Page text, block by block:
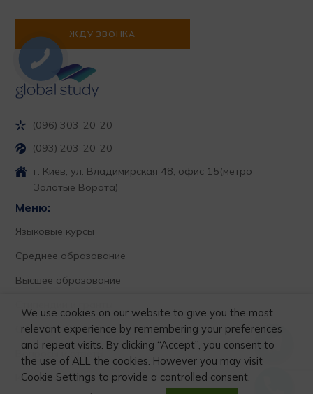
(096) 303-20-20
(093) 203-20-20
г. Киев, ул. Владимирская 48, офис 15(метро
Золотые Ворота)
Меню:
Языковые курсы
Среднее образование
Высшее образование
О нас
Вопросы и ответы
Контакты
We use cookies on our website to give you the most
relevant experience by remembering your preferences
and repeat visits. By clicking “Accept”, you consent to
the use of ALL the cookies. However you may visit
Cookie Settings to provide a controlled consent.